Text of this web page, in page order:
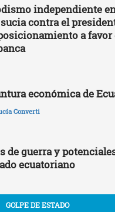
independiente
contra el
a favor
económica de
Converti
de guerra y
ecuatoriano
GOLPE DE ESTADO